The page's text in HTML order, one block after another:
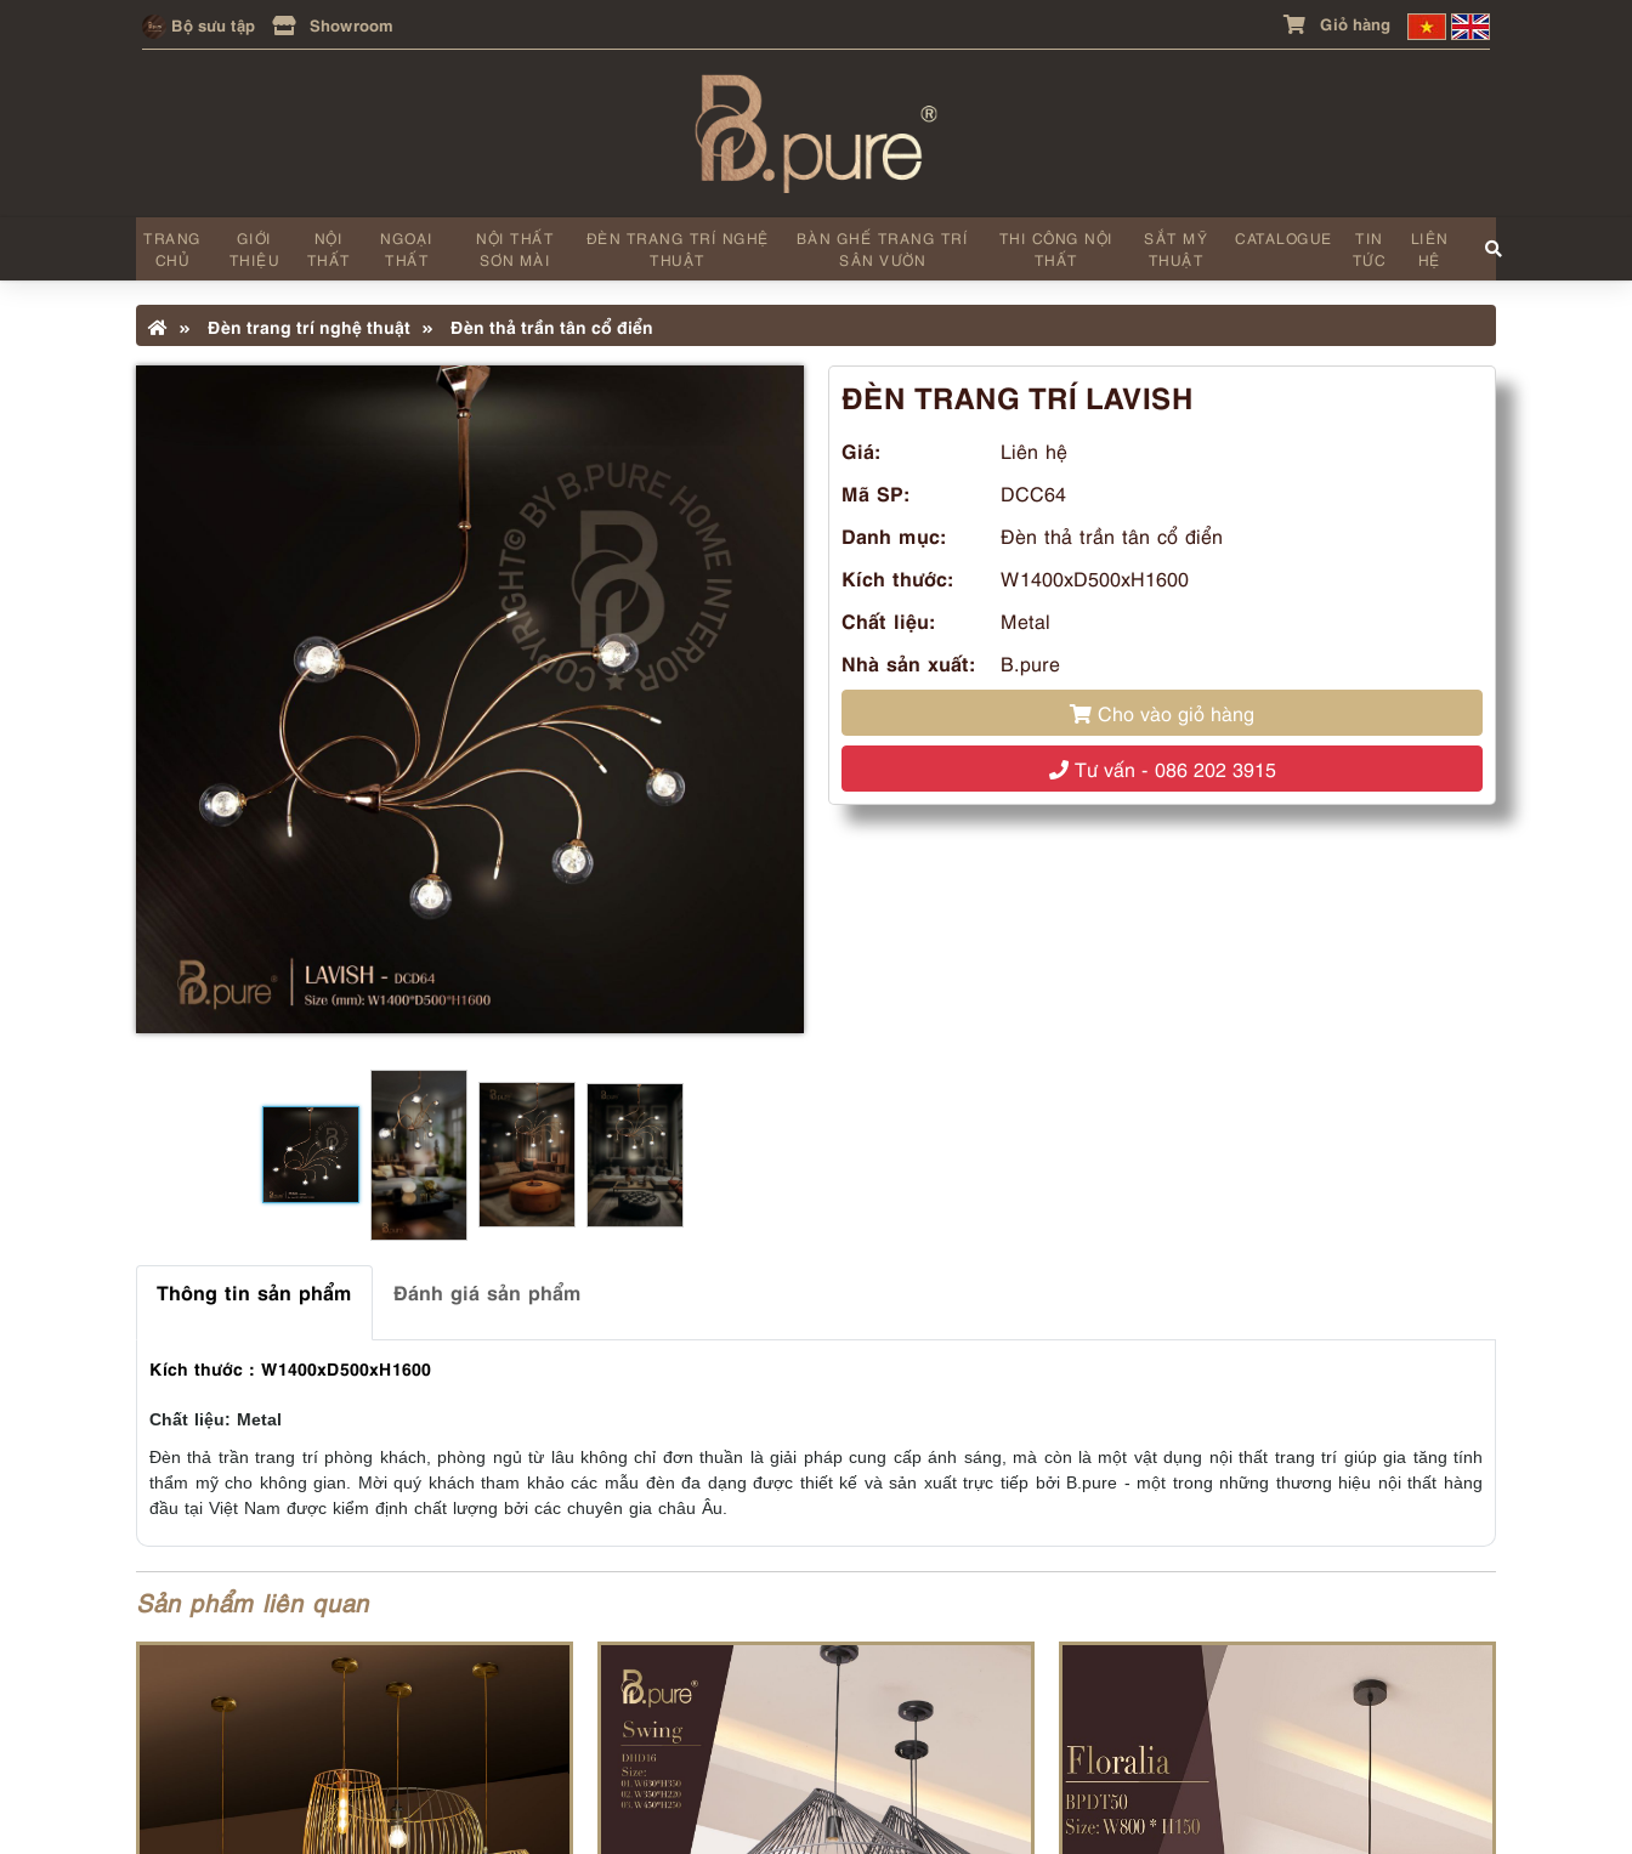
Bộ sưu tập Showroom Giỏ hàng
TRANG
CHỦ
GIỚI
THIỆU
NỘI
THẤT
NGOẠI
THẤT
NỘI THẤT
SƠN MÀI
ĐÈN TRANG TRÍ NGHỆ
THUẬT
BÀN GHẾ TRANG TRÍ
SÂN VƯỜN
THI CÔNG NỘI
THẤT
SẮT MỸ
THUẬT
CATALOGUE
TIN
TỨC
LIÊN
HỆ
Đèn trang trí nghệ thuật Đèn thả trần tân cổ điển
ĐÈN TRANG TRÍ LAVISH
Giá:
Liên hệ
Mã SP:
DCC64
Danh mục:
Đèn thả trần tân cổ điển
Kích thước:
W1400xD500xH1600
Chất liệu:
Metal
Nhà sản xuất:
B.pure
Cho vào giỏ hàng
Tư vấn - 086 202 3915
Thông tin sản phẩm Đánh giá sản phẩm
Kích thước : W1400xD500xH1600
Chất liệu: Metal
Đèn thả trần trang trí phòng khách, phòng ngủ từ lâu không chỉ đơn thuần là giải pháp cung cấp ánh sáng, mà còn là một vật dụng nội thất trang trí giúp gia tăng tính
thẩm mỹ cho không gian. Mời quý khách tham khảo các mẫu đèn đa dạng được thiết kế và sản xuất trực tiếp bởi B.pure - một trong những thương hiệu nội thất hàng
đầu tại Việt Nam được kiểm định chất lượng bởi các chuyên gia châu Âu.
Sản phẩm liên quan